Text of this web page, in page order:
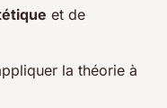
et de
la théorie à